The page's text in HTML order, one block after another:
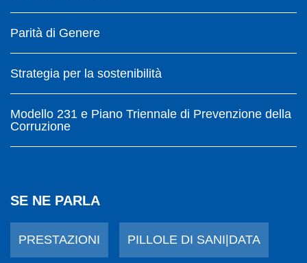
Parità di Genere
Strategia per la sostenibilità
Modello 231 e Piano Triennale di Prevenzione della
Corruzione
SE NE PARLA
PRESTAZIONI PILLOLE DI SANI|DATA